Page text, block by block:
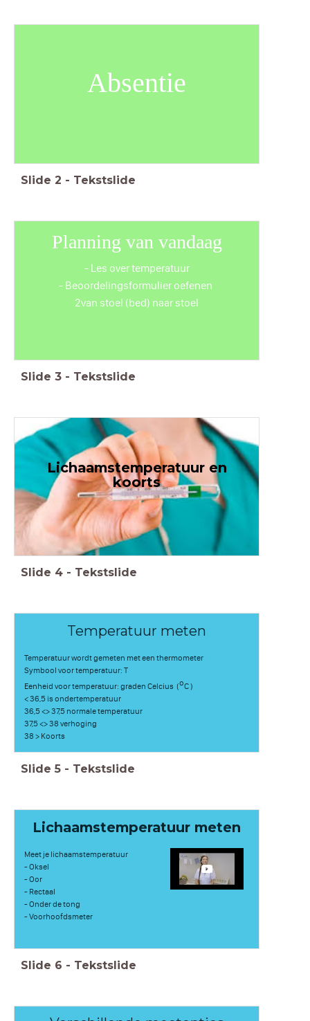
Absentie
Slide 2 - Tekstslide
Planning van vandaag
- Les over temperatuur
- Beoordelingsformulier oefenen
2van stoel (bed) naar stoel
Slide 3 - Tekstslide
Lichaamstemperatuur en
koorts
Slide 4 - Tekstslide
Temperatuur meten
Temperatuur wordt gemeten met een thermometer
Symbool voor temperatuur: T
Eenheid voor temperatuur: graden Celcius (oC )
< 36,5 is ondertemperatuur
36,5 <> 37,5 normale temperatuur
37,5 <> 38 verhoging
38 > Koorts
Slide 5 - Tekstslide
Lichaamstemperatuur meten
Meet je lichaamstemperatuur
- Oksel
- Oor
- Rectaal
- Onder de tong
- Voorhoofdsmeter
Slide 6 - Tekstslide